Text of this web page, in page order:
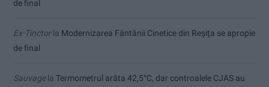
de final
Ex-Tinctorla Modernizarea Fântânii Cinetice din Reșița se apropie
de final
Sauvagela Termometrul arăta 42,5°C, dar controalele CJAS au